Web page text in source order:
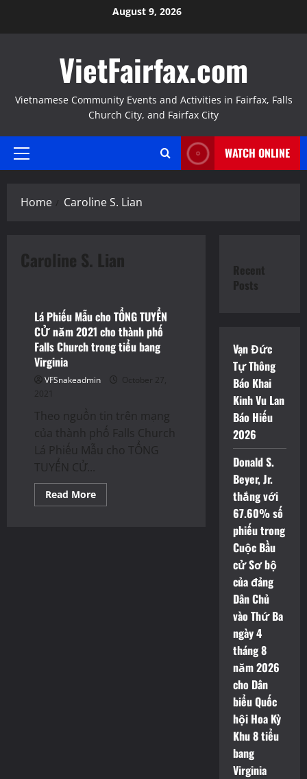
August 9, 2026
VietFairfax.com
Vietnamese Community Events and Activities in Fairfax, Falls
Church City, and Fairfax City
Primary
WATCH ONLINE
Home Caroline S. Lian
Caroline S. Lian
Lá Phiếu Mẫu cho TỔNG TUYỂN
CỬ năm 2021 cho thành phố
Falls Church trong tiểu bang
Virginia
VFSnakeadmin
October 27,
2021
Theo nguồn tin trên mạng
của thành phố Falls Church
Lá Phiếu Mẫu cho TỔNG
TUYỂN CỬ...
Read MoreRead
more
Recent
Posts
Vạn Đức
Tự Thông
Báo Khai
Kinh Vu Lan
Báo Hiếu
2026
Donald S.
Beyer, Jr.
thắng với
67.60% số
phiếu trong
Cuộc Bầu
cử Sơ bộ
của đảng
Dân Chủ
vào Thứ Ba
ngày 4
tháng 8
năm 2026
cho Dân
biểu Quốc
hội Hoa Kỳ
Khu 8 tiểu
bang
Virginia